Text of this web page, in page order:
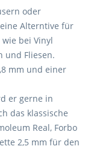
oder
Alterntive für
bei Vinyl
und Fliesen.
mm und einer
er gerne in
das klassische
Real, Forbo
2,5 mm für den